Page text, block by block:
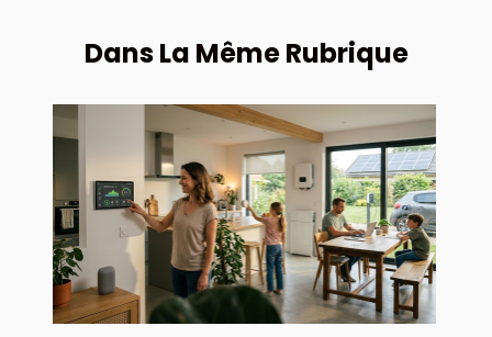
Dans La Même Rubrique